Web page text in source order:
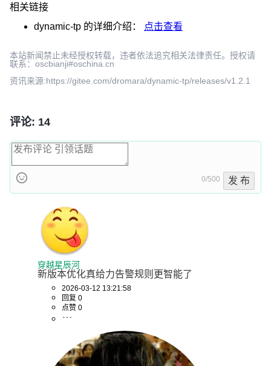
相关链接
dynamic-tp 的详细介绍： 点击查看
本站新闻禁止未经授权转载，违者依法追究相关法律责任。授权请
联系：oscbianji#oschina.cn
资讯来源:https://gitee.com/dromara/dynamic-tp/releases/v1.2.1
评论: 14
0/500 发 布
穿越星辰河
新版本优化真给力告警规则更智能了
2026-03-12 13:21:58
回复 0
点赞 0